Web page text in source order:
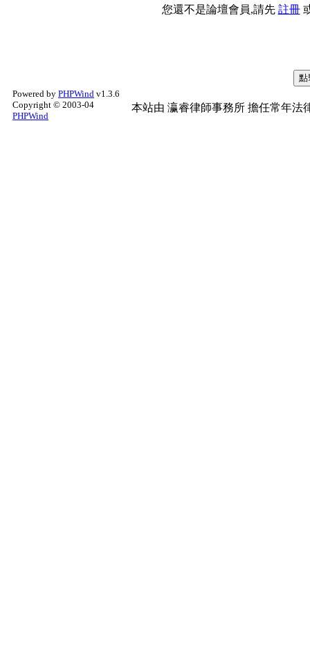
您還不是論壇會員,請先 註冊
Powered by PHPWind v1.3.6
Copyright © 2003-04
PHPWind
本站由 瀛睿律師事務所 擔任常年法